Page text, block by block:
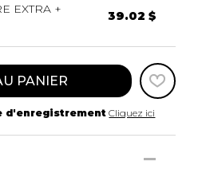
EXTRA +
39.02 $
PANIER
d'enregistrement Cliquez ici